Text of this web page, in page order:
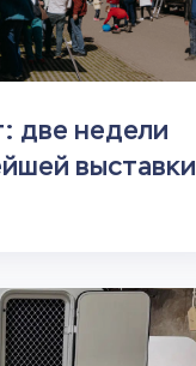
две недели
выставки